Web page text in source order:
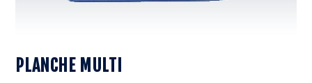
PLANCHE MULTI